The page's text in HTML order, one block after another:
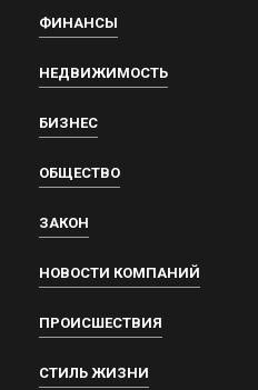
ФИНАНСЫ
НЕДВИЖИМОСТЬ
БИЗНЕС
ОБЩЕСТВО
ЗАКОН
НОВОСТИ КОМПАНИЙ
ПРОИСШЕСТВИЯ
СТИЛЬ ЖИЗНИ